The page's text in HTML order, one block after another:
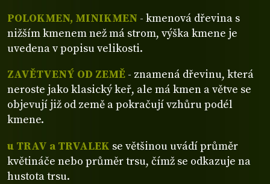
POLOKMEN, MINIKMEN - kmenová dřevina s
nižším kmenem než má strom, výška kmene je
uvedena v popisu velikosti.
ZAVĚTVENÝ OD ZEMĚ - znamená dřevinu, která
neroste jako klasický keř, ale má kmen a větve se
objevují již od země a pokračují vzhůru podél
kmene.
u TRAV a TRVALEK se většinou uvádí průměr
květináče nebo průměr trsu, čímž se odkazuje na
hustota trsu.